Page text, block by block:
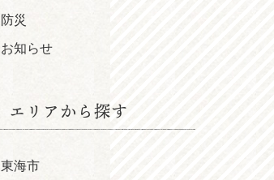
防災
お知らせ
エリアから探す
東海市